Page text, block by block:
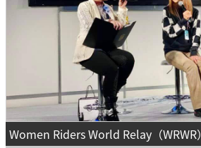
Women Riders World Relay（WRWR）